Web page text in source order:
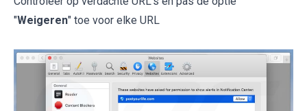
"Weigeren" toe voor elke URL